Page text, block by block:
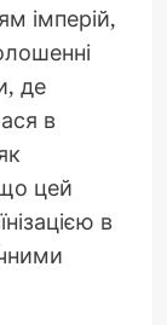
імперій,
де
в
цей
в